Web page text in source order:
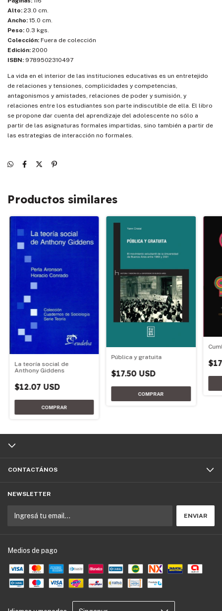
Alto: 23.0 cm.
Ancho: 15.0 cm.
Peso: 0.3 kgs.
Colección: Fuera de colección
Edición: 2000
ISBN: 9789502310497
La vida en el interior de las instituciones educativas es un entretejido
de relaciones y tensiones, complicidades y competencias,
antagonismos y amistades, relaciones de poder y sumisión, y
relaciones entre los estudiantes son parte indiscutible de ella. El libro
se propone dar cuenta del aprendizaje del adolescente no sólo a
partir de las asignaturas formales impartidas, sino también a partir de
las estrategias de interacción no formales.
Productos similares
La teoría social de
Anthony Giddens
$12.07 USD
Pública y gratuita
$17.50 USD
CONTACTÁNOS
NEWSLETTER
Medios de pago